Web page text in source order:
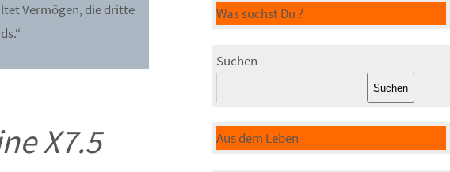
Vermögen, die dritte
X7.5
Was suchst Du ?
Suchen
Suchen
Aus dem Leben